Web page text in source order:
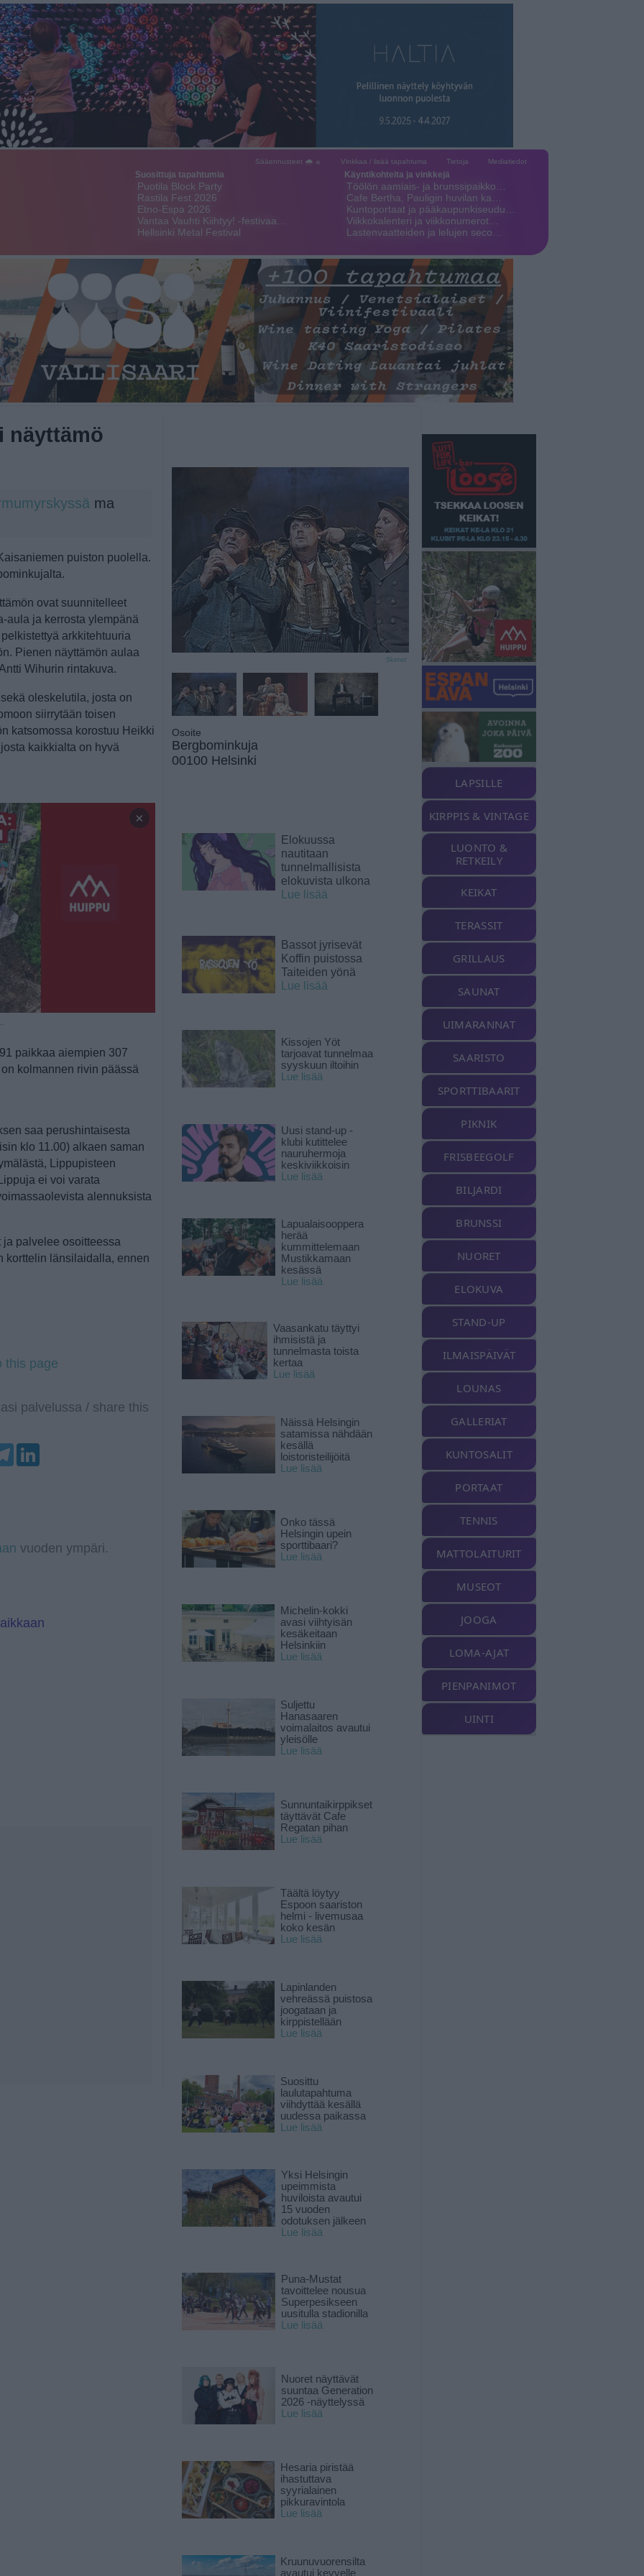
Sääennusteet 🌧 ☼ Vinkkaa / lisää tapahtuma Tietoja Mediatiedot
Suosittuja tapahtumia
Puotila Block Party
Rastila Fest 2026
Etno-Espa 2026
Vantaa Vauhti Kiihtyy! -festivaa…
Hellsinki Metal Festival
Käyntikohteita ja vinkkejä
Töölön aamiais- ja brunssipaikko…
Cafe Bertha, Pauligin huvilan ka…
Kuntoportaat ja pääkaupunkiseudu…
Viikkokalenteri ja viikkonumerot…
Lastenvaatteiden ja lelujen seco…
näyttämö
ma
puiston puolella.
ovat suunnitelleet
aula ja kerrosta ylempänä
arkkitehtuuria
Pienen näyttämön aulaa
Wihurin rintakuva.
oleskelutila, josta on
siirrytään toisen
katsomossa korostuu Heikki
kaikkialta on hyvä
×
paikkaa aiempien 307
kolmannen rivin päässä
saa perushintaisesta
klo 11.00) alkaen saman
Lippupisteen
ei voi varata
alennuksista
palvelee osoitteessa
korttelin länsilaidalla, ennen
this page
palvelussa / share this
T
vuoden ympäri.
Skenet
Osoite
Bergbominkuja
00100 Helsinki
Elokuussa
nautitaan
tunnelmallisista
elokuvista ulkona
Lue lisää
Bassot jyrisevät
Koffin puistossa
Taiteiden yönä
Lue lisää
Kissojen Yöt
tarjoavat tunnelmaa
syyskuun iltoihin
Lue lisää
Uusi stand-up -
klubi kutittelee
nauruhermoja
keskiviikkoisin
Lue lisää
Lapualaisooppera
herää
kummittelemaan
Mustikkamaan
kesässä
Lue lisää
Vaasankatu täyttyi
ihmisistä ja
tunnelmasta toista
kertaa
Lue lisää
Näissä Helsingin
satamissa nähdään
kesällä
loistoristeilijöitä
Lue lisää
Onko tässä
Helsingin upein
sporttibaari?
Lue lisää
Michelin-kokki
avasi viihtyisän
kesäkeitaan
Helsinkiin
Lue lisää
Suljettu
Hanasaaren
voimalaitos avautui
yleisölle
Lue lisää
Sunnuntaikirppikset
täyttävät Cafe
Regatan pihan
Lue lisää
Täältä löytyy
Espoon saariston
helmi - livemusaa
koko kesän
Lue lisää
Lapinlanden
vehreässä puistosa
joogataan ja
kirppistellään
Lue lisää
Suosittu
laulutapahtuma
viihdyttää kesällä
uudessa paikassa
Lue lisää
Yksi Helsingin
upeimmista
huviloista avautui
15 vuoden
odotuksen jälkeen
Lue lisää
Puna-Mustat
tavoittelee nousua
Superpesikseen
uusitulla stadionilla
Lue lisää
Nuoret näyttävät
suuntaa Generation
2026 -näyttelyssä
Lue lisää
Hesaria piristää
ihastuttava
syyrialainen
pikkuravintola
Lue lisää
Kruunuvuorensilta
avautui kevyelle
LAPSILLE
KIRPPIS & VINTAGE
LUONTO &
RETKEILY
KEIKAT
TERASSIT
GRILLAUS
SAUNAT
UIMARANNAT
SAARISTO
SPORTTIBAARIT
PIKNIK
FRISBEEGOLF
BILJARDI
BRUNSSI
NUORET
ELOKUVA
STAND-UP
ILMAISPÄIVÄT
LOUNAS
GALLERIAT
KUNTOSALIT
PORTAAT
TENNIS
MATTOLAITURIT
MUSEOT
JOOGA
LOMA-AJAT
PIENPANIMOT
UINTI